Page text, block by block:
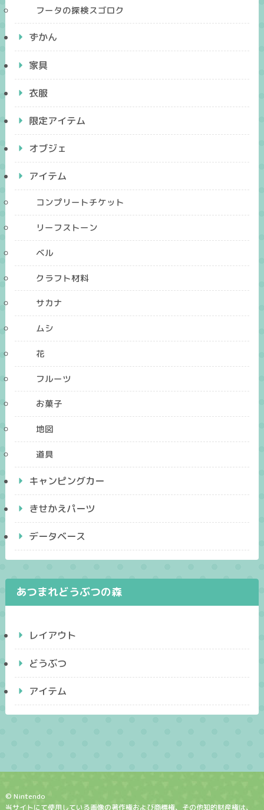
フータの探検スゴロク
ずかん
家具
衣服
限定アイテム
オブジェ
アイテム
コンプリートチケット
リーフストーン
ベル
クラフト材料
サカナ
ムシ
花
フルーツ
お菓子
地図
道具
キャンピングカー
きせかえパーツ
データベース
あつまれどうぶつの森
レイアウト
どうぶつ
アイテム
© Nintendo
当サイトにて使用している画像の著作権および商標権、その他知的財産権は、